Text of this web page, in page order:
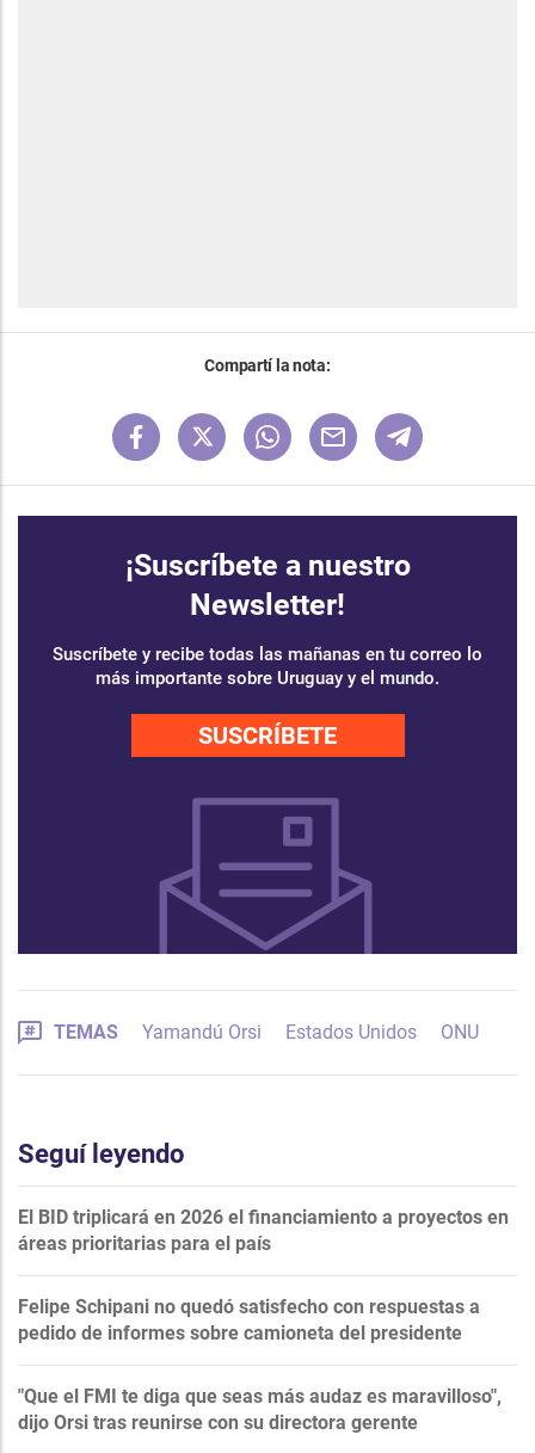
Compartí la nota:
¡Suscríbete a nuestro
Newsletter!
Suscríbete y recibe todas las mañanas en tu correo lo
más importante sobre Uruguay y el mundo.
SUSCRÍBETE
TEMAS Yamandú Orsi Estados Unidos ONU
Seguí leyendo
El BID triplicará en 2026 el financiamiento a proyectos en
áreas prioritarias para el país
Felipe Schipani no quedó satisfecho con respuestas a
pedido de informes sobre camioneta del presidente
"Que el FMI te diga que seas más audaz es maravilloso",
dijo Orsi tras reunirse con su directora gerente